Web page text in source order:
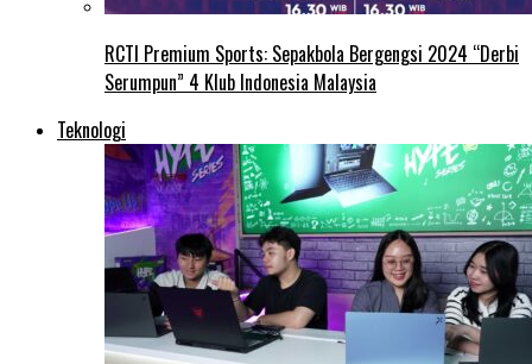
RCTI Premium Sports: Sepakbola Bergengsi 2024 “Derbi
Serumpun” 4 Klub Indonesia Malaysia
Teknologi